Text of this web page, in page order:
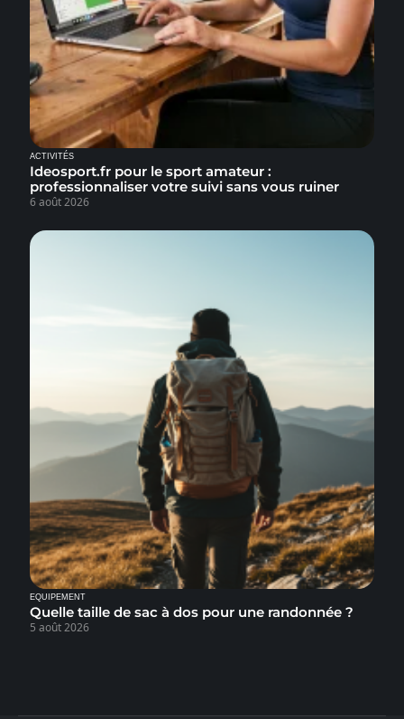
ACTIVITÉS
Ideosport.fr pour le sport amateur :
professionnaliser votre suivi sans vous ruiner
6 août 2026
EQUIPEMENT
Quelle taille de sac à dos pour une randonnée ?
5 août 2026